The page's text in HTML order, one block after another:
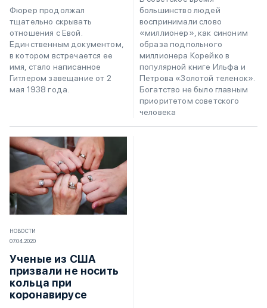
Фюрер продолжал
тщательно скрывать
отношения с Евой.
Единственным документом,
в котором встречается ее
имя, стало написанное
Гитлером завещание от 2
мая 1938 года.
большинство людей
воспринимали слово
«миллионер», как синоним
образа подпольного
миллионера Корейко в
популярной книге Ильфа и
Петрова «Золотой теленок».
Богатство не было главным
приоритетом советского
человека
НОВОСТИ
07.04.2020
Ученые из США
призвали не носить
кольца при
коронавирусе